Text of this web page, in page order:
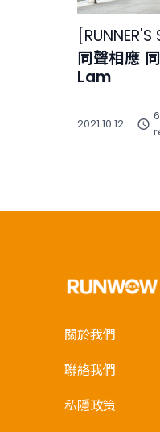
[RUNNER'S
同聲相應
Lam
2021.10.12
關於我們
聯絡我們
私隱政策